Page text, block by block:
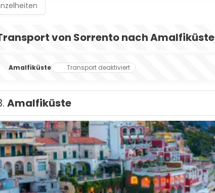
von Sorrento nach Amalfiküste
Amalfiküste Transport deaktiviert
Amalfiküste